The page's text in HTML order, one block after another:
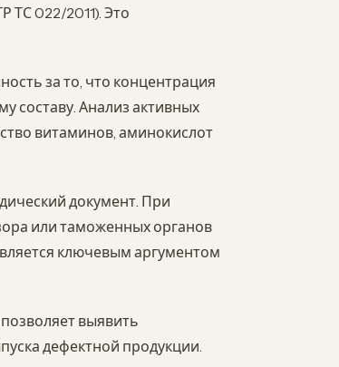
ТС 022/2011). Это
за то, что концентрация
составу. Анализ активных
витаминов, аминокислот
документ. При
или таможенных органов
ключевым аргументом
выявить
дефектной продукции.